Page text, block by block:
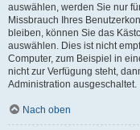
auswählen, werden Sie nur
Missbrauch Ihres
bleiben, können Sie das
auswählen. Dies ist nicht
Computer, zum Beispiel in
nicht zur Verfügung steht,
Administration ausgeschaltet.
Nach oben